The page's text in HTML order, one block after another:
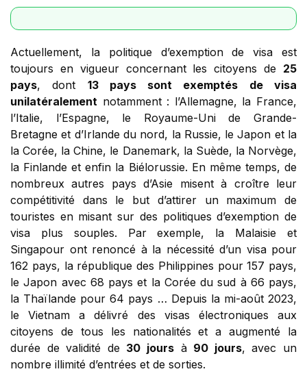
Actuellement, la politique d’exemption de visa est
toujours en vigueur concernant les citoyens de 25
pays, dont 13 pays sont exemptés de visa
unilatéralement notamment : l’Allemagne, la France,
l’Italie, l’Espagne, le Royaume-Uni de Grande-
Bretagne et d’Irlande du nord, la Russie, le Japon et la
la Corée, la Chine, le Danemark, la Suède, la Norvège,
la Finlande et enfin la Biélorussie. En même temps, de
nombreux autres pays d’Asie misent à croître leur
compétitivité dans le but d’attirer un maximum de
touristes en misant sur des politiques d’exemption de
visa plus souples. Par exemple, la Malaisie et
Singapour ont renoncé à la nécessité d’un visa pour
162 pays, la république des Philippines pour 157 pays,
le Japon avec 68 pays et la Corée du sud à 66 pays,
la Thaïlande pour 64 pays … Depuis la mi-août 2023,
le Vietnam a délivré des visas électroniques aux
citoyens de tous les nationalités et a augmenté la
durée de validité de 30 jours à 90 jours, avec un
nombre illimité d’entrées et de sorties.